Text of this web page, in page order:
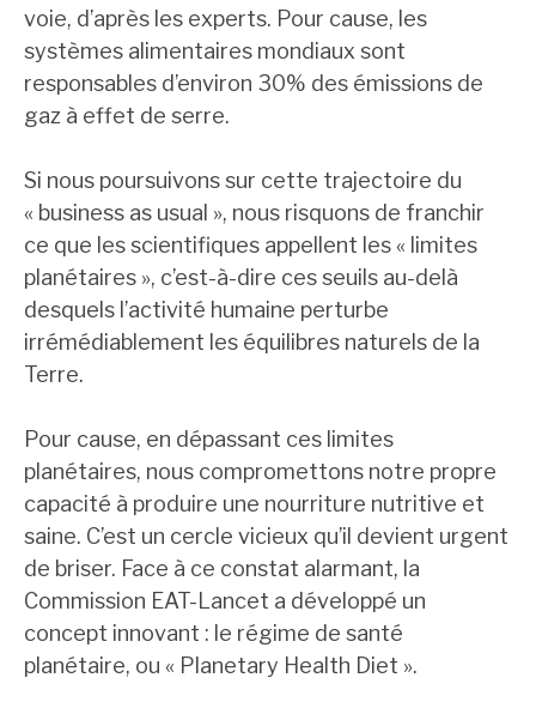
voie, d’après les experts. Pour cause, les
systèmes alimentaires mondiaux sont
responsables d’environ 30% des émissions de
gaz à effet de serre.
Si nous poursuivons sur cette trajectoire du
« business as usual », nous risquons de franchir
ce que les scientifiques appellent les « limites
planétaires », c’est-à-dire ces seuils au-delà
desquels l’activité humaine perturbe
irrémédiablement les équilibres naturels de la
Terre.
Pour cause, en dépassant ces limites
planétaires, nous compromettons notre propre
capacité à produire une nourriture nutritive et
saine. C’est un cercle vicieux qu’il devient urgent
de briser. Face à ce constat alarmant, la
Commission EAT-Lancet a développé un
concept innovant : le régime de santé
planétaire, ou « Planetary Health Diet ».